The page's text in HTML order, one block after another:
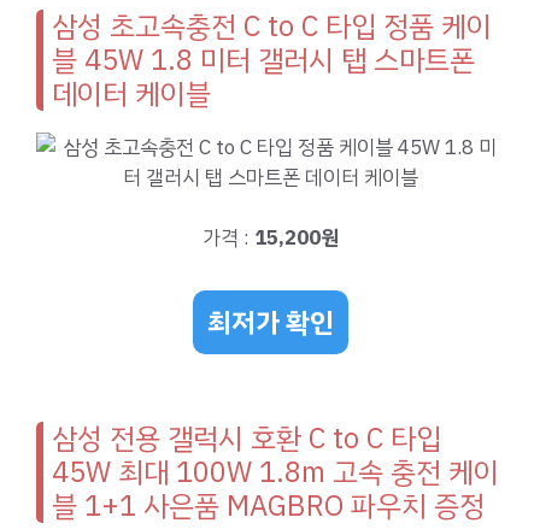
삼성 초고속충전 C to C 타입 정품 케이
블 45W 1.8 미터 갤러시 탭 스마트폰
데이터 케이블
가격 : 15,200원
최저가 확인
삼성 전용 갤럭시 호환 C to C 타입
45W 최대 100W 1.8m 고속 충전 케이
블 1+1 사은품 MAGBRO 파우치 증정